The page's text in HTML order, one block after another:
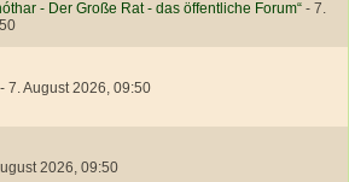
- Der Große Rat - das öffentliche Forum“ - 7.
- 7. August 2026, 09:50
2026, 09:50